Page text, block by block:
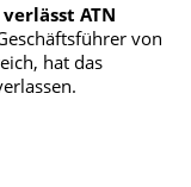
ATN
von
hat das